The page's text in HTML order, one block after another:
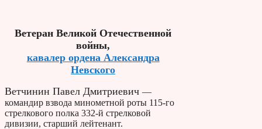
Ветеран Великой Отечественной
войны,
кавалер ордена Александра
Невского
Ветчинин Павел Дмитриевич —
командир взвода минометной роты 115-го
стрелкового полка 332-й стрелковой
дивизии, старший лейтенант.